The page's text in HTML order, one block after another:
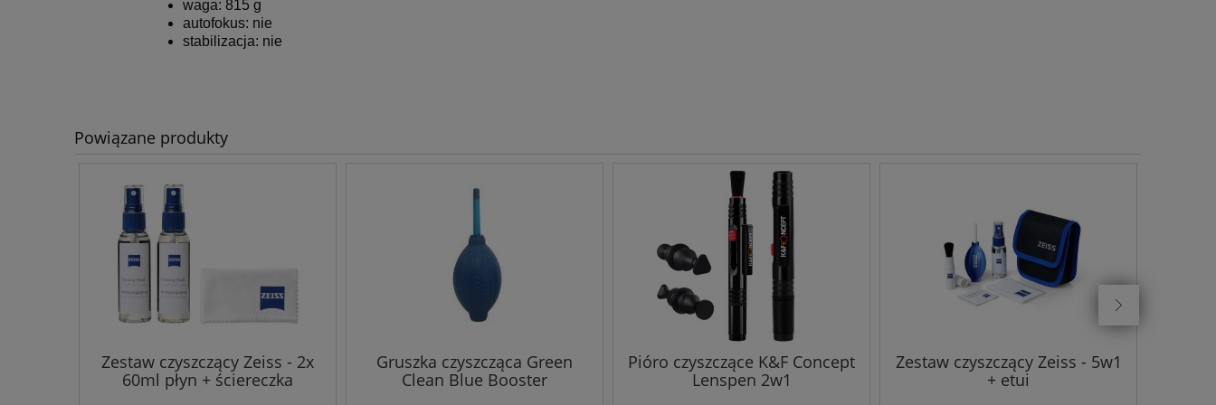
waga: 815 g
autofokus: nie
stabilizacja: nie
Powiązane produkty
Zestaw czyszczący Zeiss - 2x
60ml płyn + ściereczka
Gruszka czyszcząca Green
Clean Blue Booster
Pióro czyszczące K&F Concept
Lenspen 2w1
Zestaw czyszczący Zeiss - 5w1
+ etui